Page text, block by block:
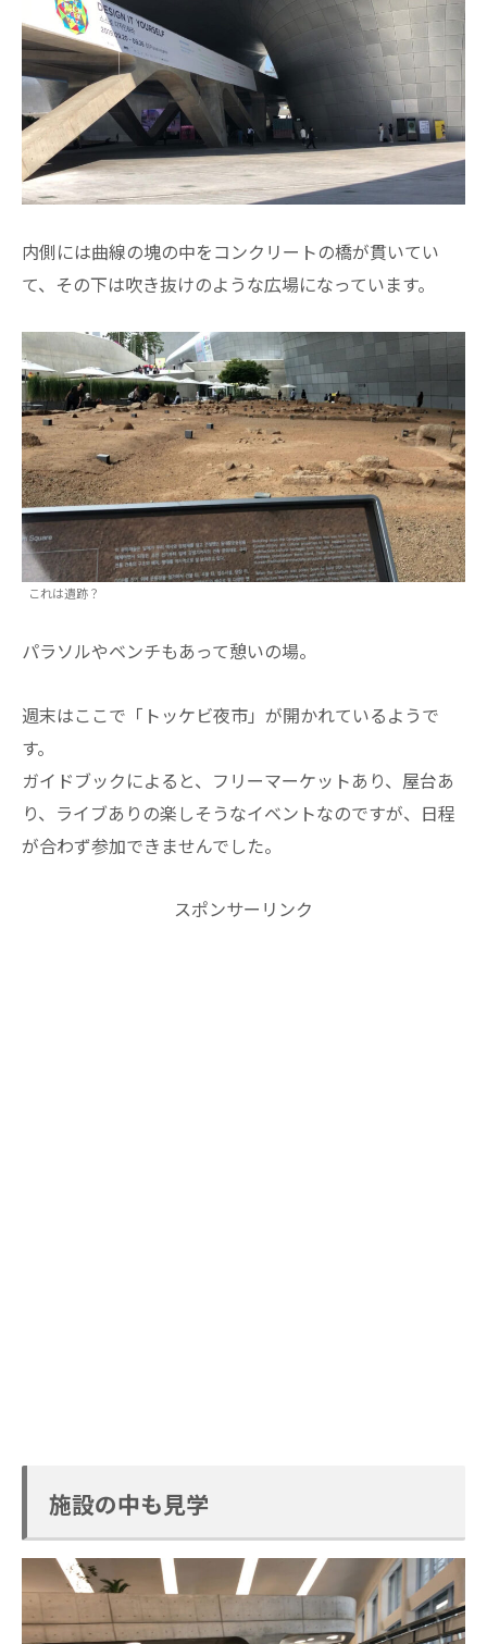
内側には曲線の塊の中をコンクリートの橋が貫いてい
て、その下は吹き抜けのような広場になっています。
これは遺跡？
パラソルやベンチもあって憩いの場。
週末はここで「トッケビ夜市」が開かれているようで
す。
ガイドブックによると、フリーマーケットあり、屋台あ
り、ライブありの楽しそうなイベントなのですが、日程
が合わず参加できませんでした。
スポンサーリンク
施設の中も見学